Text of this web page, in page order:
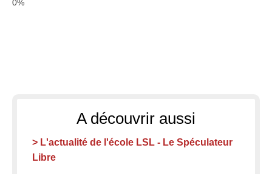
A découvrir aussi
> L'actualité de l'école LSL - Le Spéculateur
Libre